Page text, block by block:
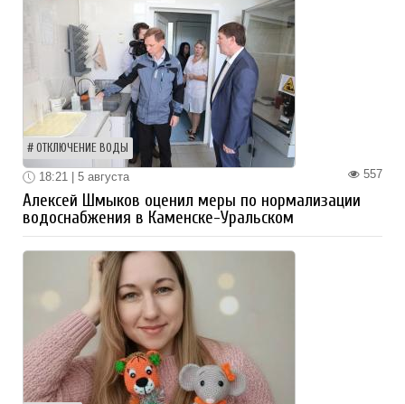
ОТКЛЮЧЕНИЕ ВОДЫ
557
18:21 | 5 августа
Алексей Шмыков оценил меры по нормализации
водоснабжения в Каменске-Уральском